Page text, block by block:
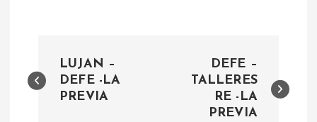
a
LUJAN –
DEFE -LA
PREVIA
DEFE –
TALLERES
RE -LA
PREVIA